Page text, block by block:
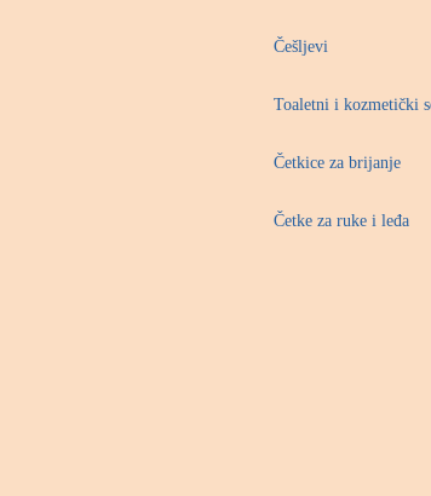
Češljevi
Toaletni i kozmetički
Četkice za brijanje
Četke za ruke i leđa